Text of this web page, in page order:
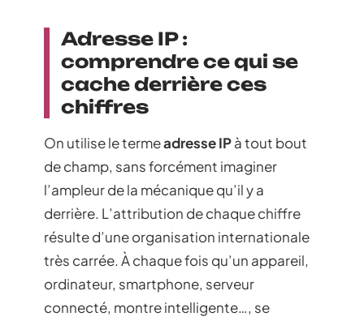
Adresse IP :
comprendre ce qui se
cache derrière ces
chiffres
On utilise le termeadresse IPà tout bout
de champ, sans forcément imaginer
l’ampleur de la mécanique qu’il y a
derrière. L’attribution de chaque chiffre
résulte d’une organisation internationale
très carrée. À chaque fois qu’un appareil,
ordinateur, smartphone, serveur
connecté, montre intelligente…, se